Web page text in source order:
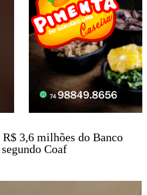
3,6 milhões do Banco
Coaf